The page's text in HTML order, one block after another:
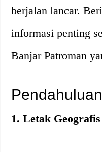
berjalan lancar.
informasi penting
Banjar Patroman
Pendahuluan
1. Letak Geografis